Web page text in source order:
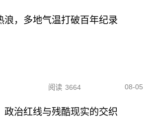
浪，多地气温打破百年纪录
阅读 3664 08-05
政治红线与残酷现实的交织